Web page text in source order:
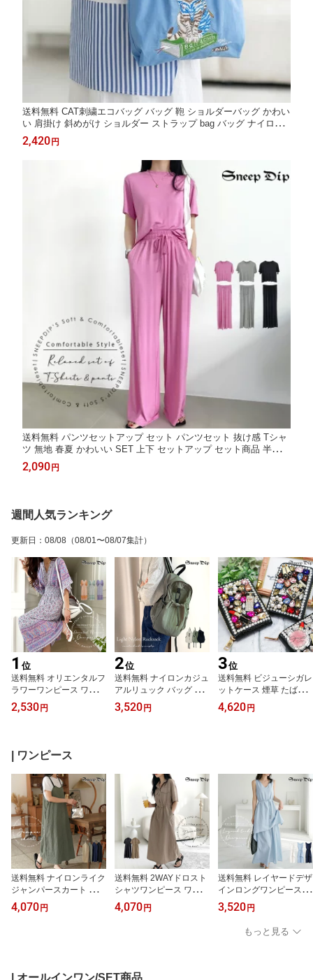
送料無料 CAT刺繍エコバッグ バッグ 鞄 ショルダーバッグ かわい
い 肩掛け 斜めがけ ショルダー ストラップ bag バッグ ナイロン
バッグ レディース 無地 刺繍 ガーリー フェミニン 2WAY かわい
いバッグ エコバッグ マーケットバッグ コンパクト 軽い ネコ 猫
2,420 円
送料無料 パンツセットアップ セット パンツセット 抜け感 Tシャ
ツ 無地 春夏 かわいい SET 上下 セットアップ セット商品 半袖 2
点セットロング丈 ロング 韓国風 パンツ パンツ ウエストゴム パ
ンツセット ワイドパンツ イージーパンツ Tシャツセット ストリ
2,090 円
週間人気ランキング
更新日 ： 08/08 （08/01〜08/07集計）
1 位
送料無料 オリエンタルフ
ラワーワンピース ワンピ
ワンピース ひざ下 かわ
いいワンピ ロングワンピ
ネック エスニック ボタ
ニカル 柄ワンピ ひらひ
ら ギャザー ウエストゴ
ム ミモレ丈 ロング丈 フ
ラワー ボヘミアン ペイ
ズリー
2,530 円
2位
送料無料 ナイロンカジュ
アルリュック バッグ リ
ュック ナップザック 軽
いリュック ユニセックス
サック サブリュック ナ
イロン オールシーズン A
4 リュック ベルト付き
3,520 円
3位
送料無料 ビジューシガレ
ットケース 煙草 たばこ
ケース クロコ ビジュー
ギャル タバコ ファスナ
ポーチ キラキラ きらき
ら タバコケース シガレ
ットケース
4,620 円
| ワンピース
送料無料 ナイロンライク
ジャンパースカート ワン
ピース キャミワンピース
キャミワンピ ジャンパー
ー 華奢見え ノースリ 肩
4,070 円
送料無料 2WAYドロスト
シャツワンピース ワンピ
ワンピース シャツワンピ
ース シャツワンピ ロン
れいめ 撥水 サファリシ
4,070 円
送料無料 レイヤードデザ
インロングワンピース ワ
ンピ ワンピース ロング
ワンピース ロング丈 ノ
ースリ マキシ丈 ロング
丈 Aライン ティアードワ
3,520 円
もっと見る
| オールインワン/SET商品